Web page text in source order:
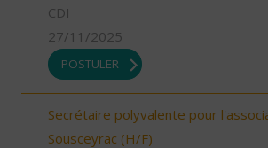
CDI
27/11/2025
POSTULER
Secrétaire polyvalente pour
Sousceyrac (H/F)